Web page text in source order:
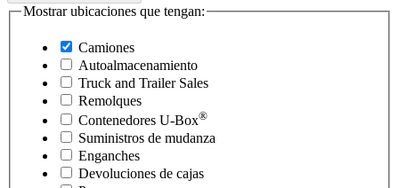
Mostrar ubicaciones que tengan:
Camiones
Autoalmacenamiento
Truck and Trailer Sales
Remolques
Contenedores U-Box®
Suministros de mudanza
Enganches
Devoluciones de cajas